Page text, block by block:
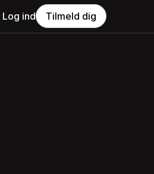
Log ind Tilmeld dig